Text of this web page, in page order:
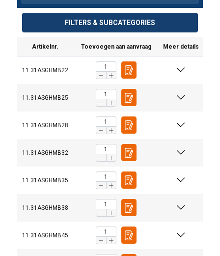
FILTERS & SUBCATEGORIES
Artikelnr. Toevoegen aan aanvraag Meer details
11.31ASGHMB22
11.31ASGHMB25
11.31ASGHMB28
11.31ASGHMB32
11.31ASGHMB35
11.31ASGHMB38
11.31ASGHMB45